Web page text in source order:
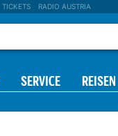
TICKETS RADIO AUSTRIA
SERVICE REISEN